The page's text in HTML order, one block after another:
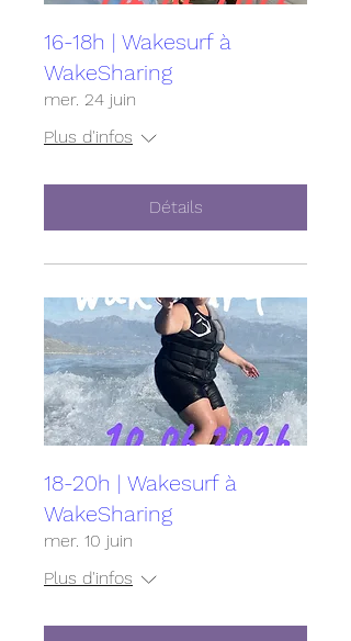
16-18h | Wakesurf à
WakeSharing
mer. 24 juin
Plus d'infos
Détails
18-20h | Wakesurf à
WakeSharing
mer. 10 juin
Plus d'infos